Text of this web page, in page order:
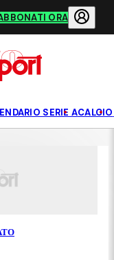
ORA
SERIE ACALCIO